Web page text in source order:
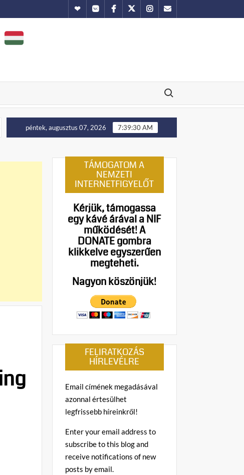
HundubVkontakte
Facebook
TwitterInstagram
Email
Search for:
Manny Pacquiao és tíz abortusztúlélő üzenete a foci-vb
péntek, augusztus 07, 2026 7:39:31 AM
TÁMOGATOM A
NEMZETI
INTERNETFIGYELŐT
Kérjük, támogassa
egy kávé árával a NIF
működését!A
DONATE gombra
klikkelve egyszerűen
megteheti.
Nagyon köszönjük!
FELIRATKOZÁS
HÍRLEVÉLRE
Email címének megadásával
azonnal értesülhet
legfrissebb híreinkről!
Enter your email address to
subscribe to this blog and
receive notifications of new
posts by email.